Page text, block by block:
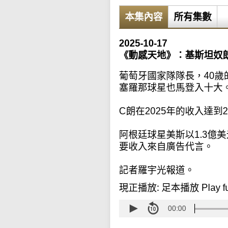
本集內容 所有集數
2025-10-17
《動感天地》：基斯坦
葡萄牙國家隊隊長，40歲
塞羅那球星也馬登入十大
C朗在2025年的收入達到
阿根廷球星美斯以1.3億
要收入來自廣告代言。
記者羅宇光報道。
現正播放: 足本播放 Play
00:00